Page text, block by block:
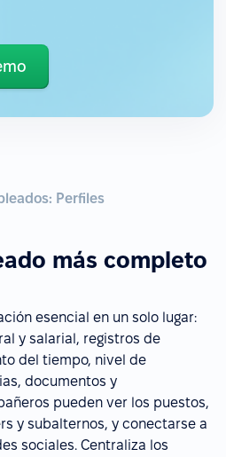
Perfiles
más completo
esencial en un solo lugar:
y salarial, registros de
del tiempo, nivel de
documentos y
pueden ver los puestos,
y subalternos, y conectarse a
sociales. Centraliza los